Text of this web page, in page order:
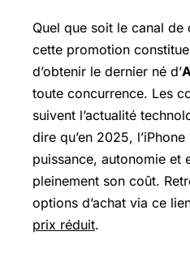
Quel que soit le canal
cette promotion
d’obtenir le dernier né d’
toute concurrence. Les
suivent l’actualité
dire qu’en 2025,
puissance, autonomie et
pleinement son coût.
options d’achat via ce
prix réduit.